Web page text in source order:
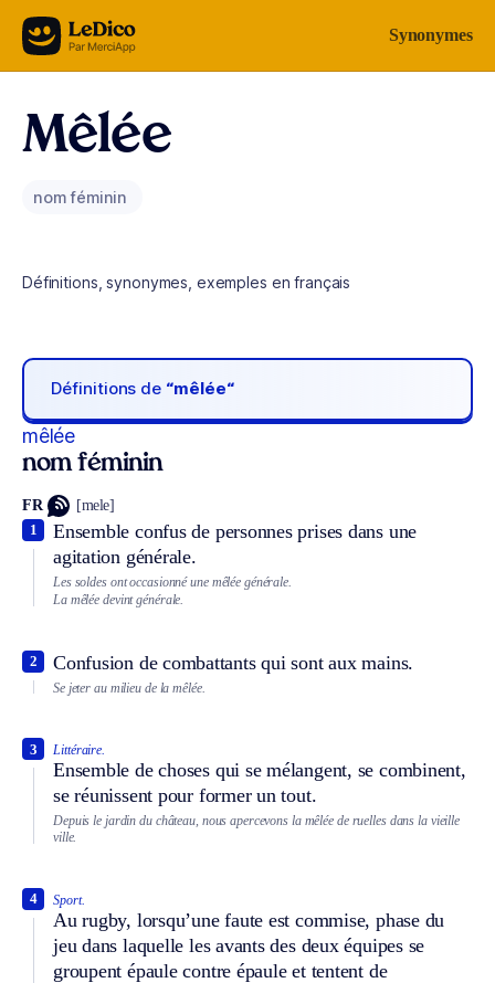
Aller au contenu Synonymes
Mêlée
nom féminin
Définitions, synonymes, exemples en français
Définitions de “mêlée“
mêlée
nom féminin
FR [mele]
Ensemble confus de personnes prises dans une
agitation générale.
1
Les soldes ont occasionné une mêlée générale.
La mêlée devint générale.
Confusion de combattants qui sont aux mains.
2
Se jeter au milieu de la mêlée.
Littéraire.
Ensemble de choses qui se mélangent, se combinent,
se réunissent pour former un tout.
3
Depuis le jardin du château, nous apercevons la mêlée de ruelles dans la vieille
ville.
Sport.
Au rugby, lorsqu’une faute est commise, phase du
jeu dans laquelle les avants des deux équipes se
groupent épaule contre épaule et tentent de
4